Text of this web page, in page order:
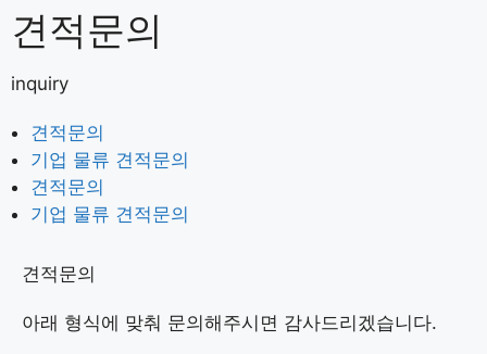
견적문의
inquiry
견적문의
기업 물류 견적문의
견적문의
기업 물류 견적문의
견적문의
아래 형식에 맞춰 문의해주시면 감사드리겠습니다.